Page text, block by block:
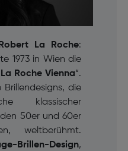
Robert La Roche:
1973 in Wien die
Roche Vienna“.
Brillendesigns, die
klassischer
50er und 60er
weltberühmt.
Brillen-Design,